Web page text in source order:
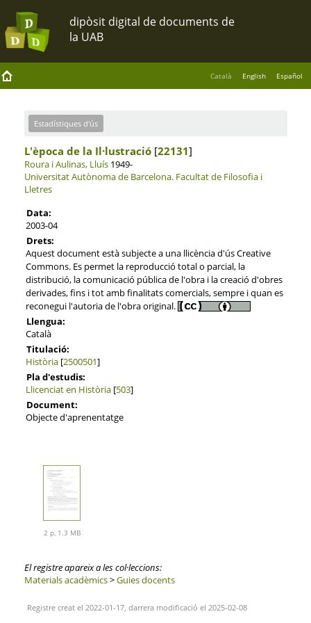
Català English Español
Estadístiques d'ús
L'època de la Il·lustració[22131]
Roura i Aulinas, Lluís1949-
Universitat Autònoma de Barcelona. Facultat de Filosofia i
Lletres
Data:
2003-04
Drets:
Aquest document està subjecte a una llicència d'ús Creative
Commons. Es permet la reproducció total o parcial, la
distribució, la comunicació pública de l'obra i la creació d'obres
derivades, fins i tot amb finalitats comercials, sempre i quan es
reconegui l'autoria de l'obra original.
Llengua:
Català
Titulació:
Història[2500501]
Pla d'estudis:
Llicenciat en Història[503]
Document:
Objecte d'aprenentatge
2 p, 1.3 MB
El registre apareix a les col·leccions:
Materials acadèmics>Guies docents
Registre creat el 2022-01-17, darrera modificació el 2025-02-08